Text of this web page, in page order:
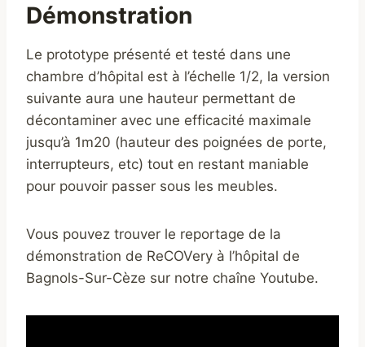
Démonstration
Le prototype présenté et testé dans une
chambre d’hôpital est à l’échelle 1/2, la version
suivante aura une hauteur permettant de
décontaminer avec une efficacité maximale
jusqu’à 1m20 (hauteur des poignées de porte,
interrupteurs, etc) tout en restant maniable
pour pouvoir passer sous les meubles.
Vous pouvez trouver le reportage de la
démonstration de ReCOVery à l’hôpital de
Bagnols-Sur-Cèze sur notre chaîne Youtube.